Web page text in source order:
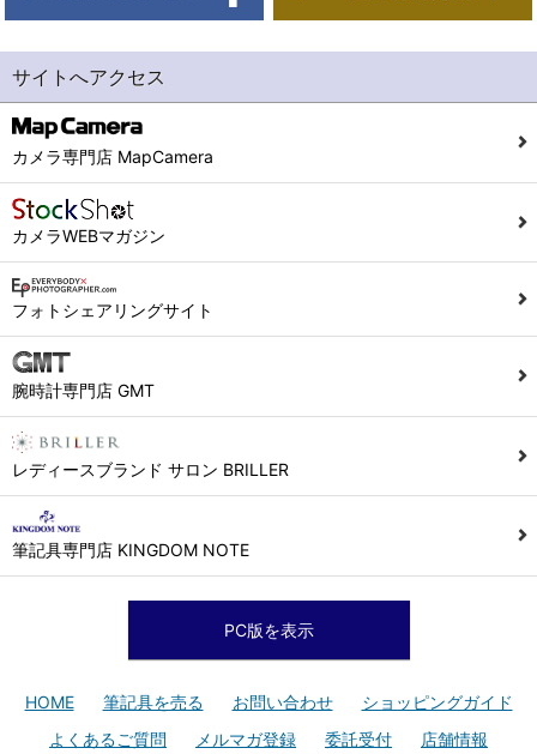
サイトへアクセス
カメラ専門店 MapCamera
カメラWEBマガジン
フォトシェアリングサイト
腕時計専門店 GMT
レディースブランド サロン BRILLER
筆記具専門店 KINGDOM NOTE
PC版を表示
HOME 筆記具を売る お問い合わせ
ショッピングガイド
よくあるご質問
メルマガ登録 委託受付 店舗情報